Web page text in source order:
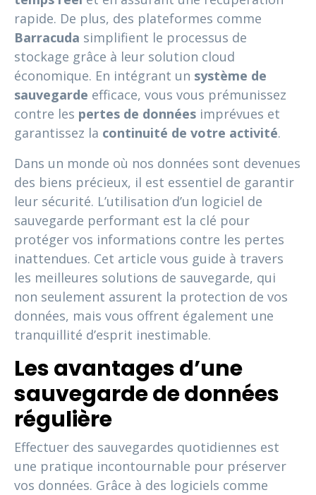
rapide. De plus, des plateformes comme
Barracuda simplifient le processus de
stockage grâce à leur solution cloud
économique. En intégrant un système de
sauvegarde efficace, vous vous prémunissez
contre les pertes de données imprévues et
garantissez la continuité de votre activité.
Dans un monde où nos données sont devenues
des biens précieux, il est essentiel de garantir
leur sécurité. L’utilisation d’un logiciel de
sauvegarde performant est la clé pour
protéger vos informations contre les pertes
inattendues. Cet article vous guide à travers
les meilleures solutions de sauvegarde, qui
non seulement assurent la protection de vos
données, mais vous offrent également une
tranquillité d’esprit inestimable.
Les avantages d’une
sauvegarde de données
régulière
Effectuer des sauvegardes quotidiennes est
une pratique incontournable pour préserver
vos données. Grâce à des logiciels comme